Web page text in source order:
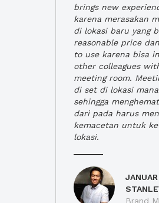
brings new
karena merasakan
di lokasi baru yang
reasonable price
to use karena bisa
other colleagues
meeting room.
di set di lokasi mana
sehingga
dari pada harus
kemacetan untuk
lokasi.
Brand